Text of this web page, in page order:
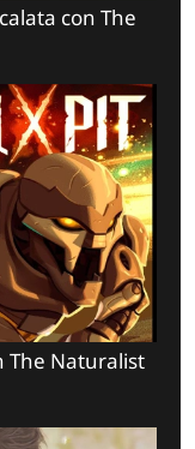
con The
The Naturalist